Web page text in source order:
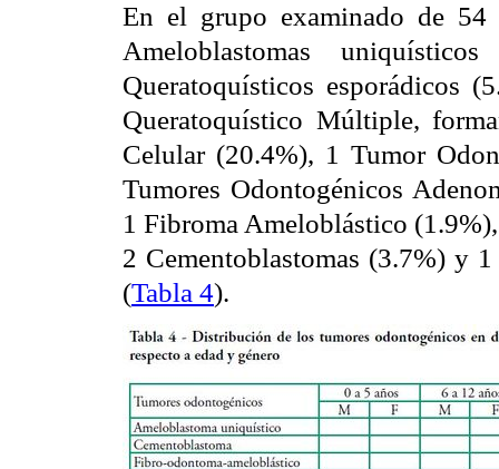
En el grupo examinado de 54
Ameloblastomas
Queratoquísticos esporádicos
Queratoquístico Múltiple,
Celular (20.4%), 1 Tumor
Tumores Odontogénicos
1 Fibroma Ameloblástico
2 Cementoblastomas (3.7%) y
(Tabla 4).